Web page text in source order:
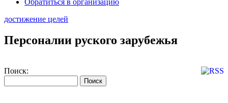
достижение целей
Персоналии руского зарубежья
Поиск: